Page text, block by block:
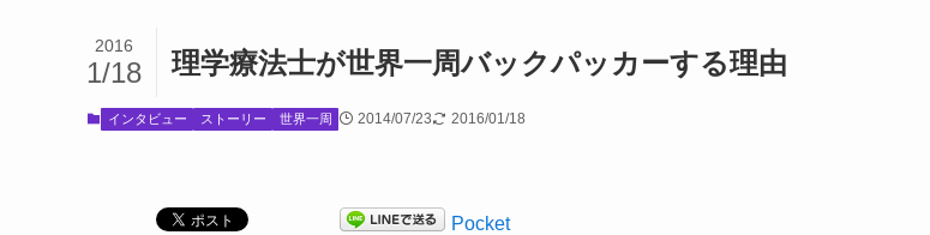
理学療法士が世界一周バックパッカーする理由
2016
1/18
インタビュー ストーリー 世界一周 2014/07/23 2016/01/18
Pocket